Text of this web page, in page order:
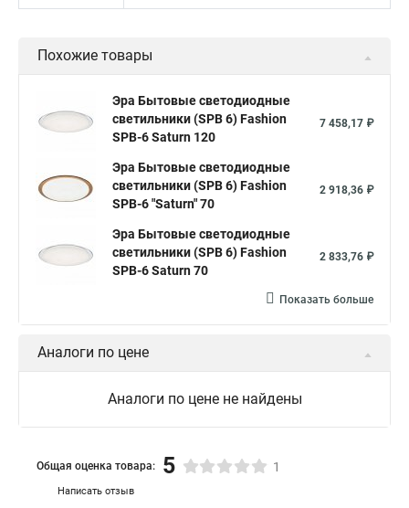
Похожие товары
Эра Бытовые светодиодные
светильники (SPB 6) Fashion
SPB-6 Saturn 120
7 458,17 ₽
Эра Бытовые светодиодные
светильники (SPB 6) Fashion
SPB-6 "Saturn" 70
2 918,36 ₽
Эра Бытовые светодиодные
светильники (SPB 6) Fashion
SPB-6 Saturn 70
2 833,76 ₽
Показать больше
Аналоги по цене
Аналоги по цене не найдены
Написать отзыв
Общая оценка товара: 5 1